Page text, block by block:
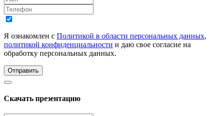
Я ознакомлен с Политикой в области персональных данных,
политикой конфиденциальности и даю свое согласие на
обработку персональных данных.
Отправить
Скачать презентацию